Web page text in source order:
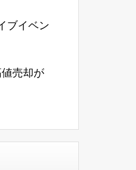
ブイベン
売却が